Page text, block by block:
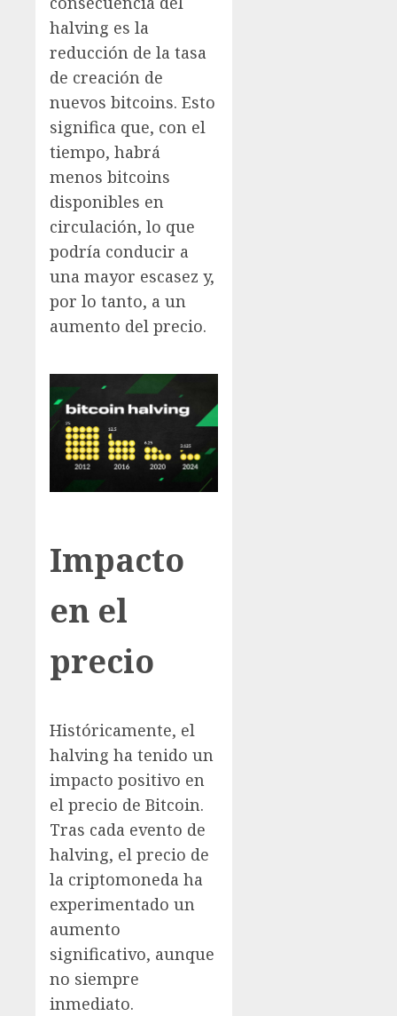
halving es la
reducción de la tasa
de creación de
nuevos bitcoins. Esto
significa que, con el
tiempo, habrá
menos bitcoins
disponibles en
circulación, lo que
podría conducir a
una mayor escasez y,
por lo tanto, a un
aumento del precio.
Impacto
en el
precio
Históricamente, el
halving ha tenido un
impacto positivo en
el precio de Bitcoin.
Tras cada evento de
halving, el precio de
la criptomoneda ha
experimentado un
aumento
significativo, aunque
no siempre
inmediato.